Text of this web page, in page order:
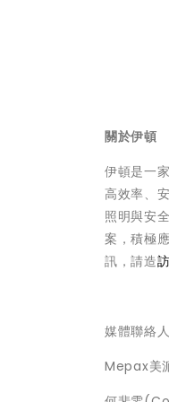
關於伊頓
伊頓是一
高效率、
照明與安
案，積極
訊，請造訪
媒體聯絡人
Mepax